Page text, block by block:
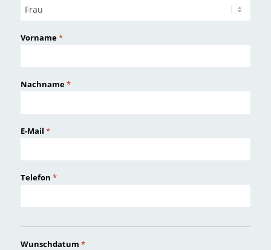
Vorname*
Nachname*
E-Mail *
Telefon *
Wunschdatum *